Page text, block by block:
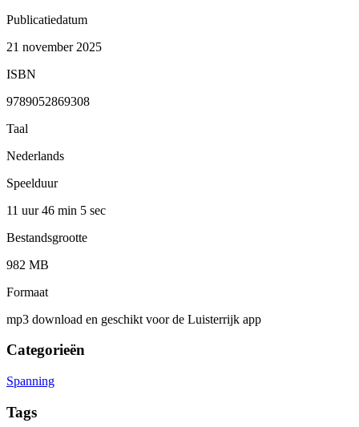
Publicatiedatum
21 november 2025
ISBN
9789052869308
Taal
Nederlands
Speelduur
11 uur 46 min 5 sec
Bestandsgrootte
982 MB
Formaat
mp3 download en geschikt voor de Luisterrijk app
Categorieën
Spanning
Tags